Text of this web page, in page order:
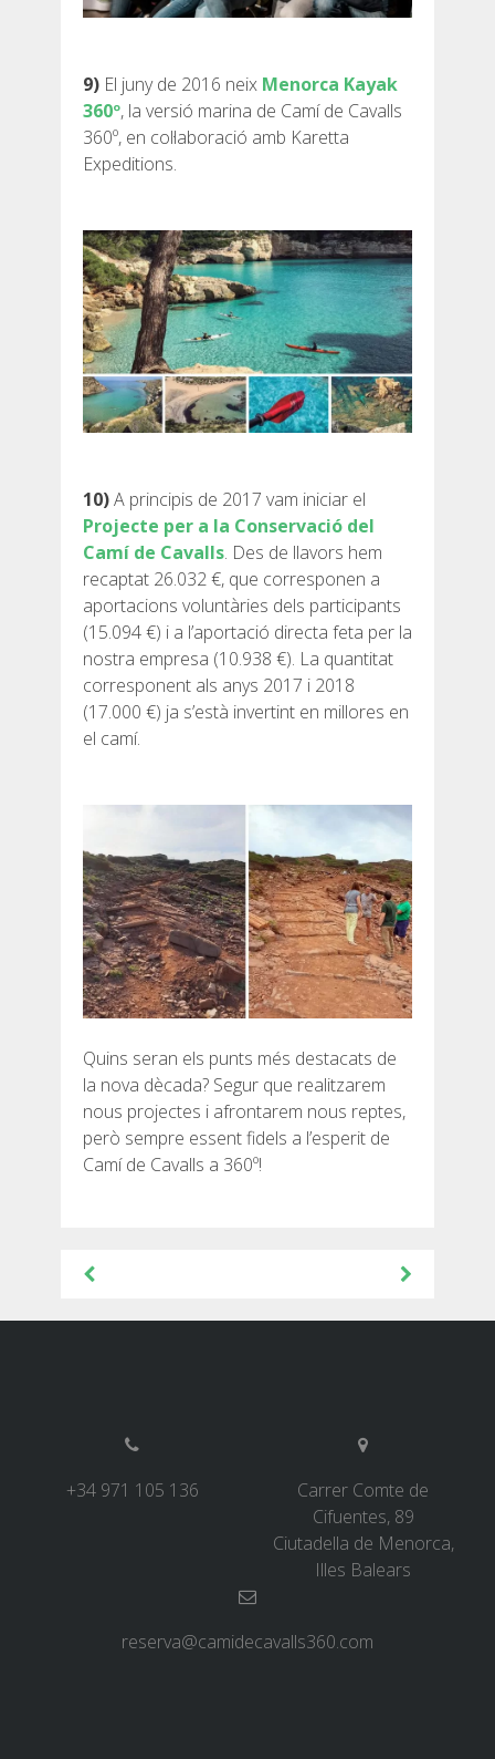
9) El juny de 2016 neix Menorca Kayak
360º, la versió marina de Camí de Cavalls
360º, en col·laboració amb Karetta
Expeditions.
10)A principis de 2017 vam iniciar el
Projecte per a la Conservació del
Camí de Cavalls. Des de llavors hem
recaptat 26.032 €, que corresponen a
aportacions voluntàries dels participants
(15.094 €) i a l’aportació directa feta per la
nostra empresa (10.938 €). La quantitat
corresponent als anys 2017 i 2018
(17.000 €) ja s’està invertint en millores en
el camí.
Quins seran els punts més destacats de
la nova dècada? Segur que realitzarem
nous projectes i afrontarem nous reptes,
però sempre essent fidels a l’esperit de
Camí de Cavalls a 360º!
Navegació
d'entrades
+34 971 105 136
Carrer Comte de
Cifuentes, 89
Ciutadella de Menorca,
Illes Balears
reserva@camidecavalls360.com